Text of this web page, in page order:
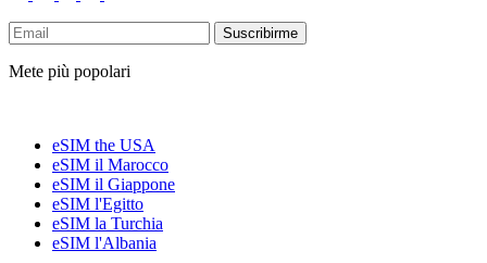
Suscribirme
Mete più popolari
eSIM the USA
eSIM il Marocco
eSIM il Giappone
eSIM l'Egitto
eSIM la Turchia
eSIM l'Albania